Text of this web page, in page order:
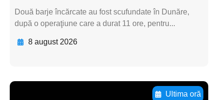
Două barje încărcate au fost scufundate în Dunăre,
după o operaţiune care a durat 11 ore, pentru...
8 august 2026
Ultima oră